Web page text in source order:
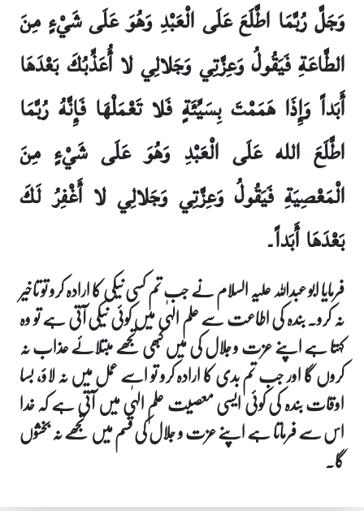
وَجَلَّ رُبَّمَا اطَّلَعَ عَلَى الْعَبْدِ وَهُوَ عَلَى شَيْ‏ءٍ مِنَ
الطَّاعَةِ فَيَقُولُ وَعِزَّتِي وَجَلالِي لا أُعَذِّبُكَ بَعْدَهَا
أَبَداً وَإِذَا هَمَمْتَ بِسَيِّئَةٍ فَلا تَعْمَلْهَا فَإِنَّهُ رُبَّمَا
اطَّلَعَ الله عَلَى الْعَبْدِ وَهُوَ عَلَى شَيْ‏ءٍ مِنَ
الْمَعْصِيَةِ فَيَقُولُ وَعِزَّتِي وَجَلالِي لا أَغْفِرُ لَكَ
بَعْدَهَا أَبَداً۔
فرمایا ابو عبداللہ علیہ السلام نے جب تم کسی نیکی کا ارادہ کرو تو تاخیر
نہ کرو۔ بندہ کی اطاعت سے علم الہٰی میں کوئی نیکی آتی ہے تو وہ
کہتا ہے اپنے عزت و جلال کی میں کبھی تجھے مبتلائے عذاب نہ
کروں گا اور جب تم بدی کا ارادہ کرو تو اسے عمل میں نہ لاؤ، بسا
اوقات بندہ کی کوئی ایسی معصیت علم الہٰی میں آتی ہے کہ خدا
اس سے فرماتا ہے اپنے عزت و جلال کی قسم میں تجھے نہ بخشوں
گا۔